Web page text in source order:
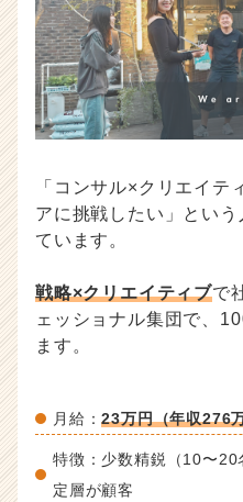
「コンサル×クリエイテ
アに挑戦したい」とい
ています。
戦略×クリエイティブで
ェッショナル集団で、
ます。
月給：23万円（年収276
特徴：少数精鋭（10〜
定層が顧客